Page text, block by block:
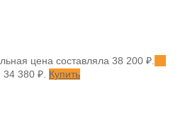
цена составляла 38 200 ₽.
380 ₽. Купить